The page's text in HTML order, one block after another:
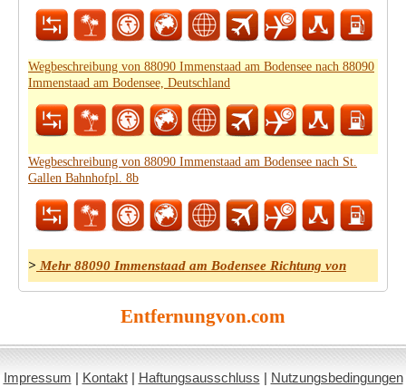
Wegbeschreibung von 88090 Immenstaad am Bodensee nach 88090
Immenstaad am Bodensee, Deutschland
Wegbeschreibung von 88090 Immenstaad am Bodensee nach St.
Gallen Bahnhofpl. 8b
> Mehr 88090 Immenstaad am Bodensee Richtung von
Entfernungvon.com
Impressum | Kontakt| Haftungsausschluss | Nutzungsbedingungen